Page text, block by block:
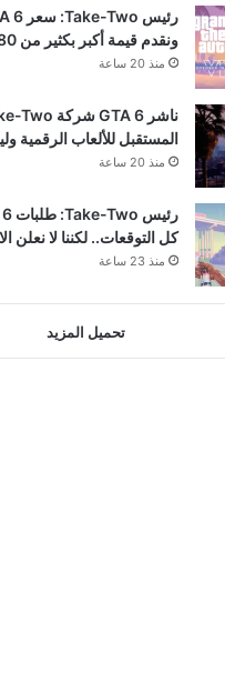
ونقدم قيمة أكبر بكثير من 80 دولارًا
منذ 20 ساعة
المستقبل للألعاب الرقمية
منذ 20 ساعة
كل التوقعات.. لكننا لا نعلن
منذ 23 ساعة
تحميل المزيد